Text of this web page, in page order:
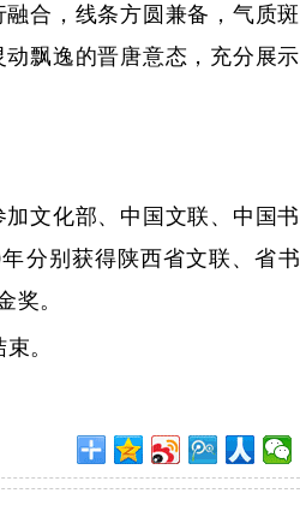
合，线条方圆兼备，气质斑
飘逸的晋唐意态，充分展示
文化部、中国文联、中国书
分别获得陕西省文联、省书
奖。
。